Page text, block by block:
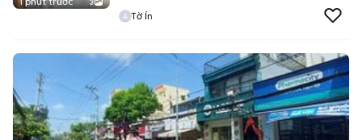
Tờ Ín